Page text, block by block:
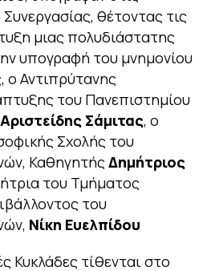
θέτοντας τις
μιας πολυδιάστατης
υπογραφή του μνημονίου
ο Αντιπρύτανης
του Πανεπιστημίου
Αριστείδης Σάμιτας, ο
Σχολής του
ΚαθηγητήςΔημήτριος
του Τμήματος
του
Νίκη Ευελπίδου
Κυκλάδες τίθενται στο